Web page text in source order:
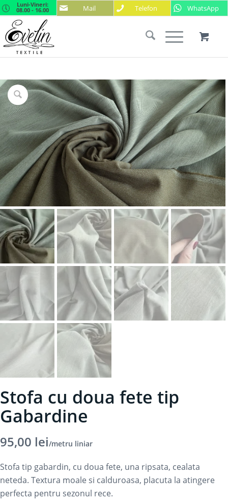
Mail Telefon WhatsApp
Luni-Vineri:
08.00 - 16.00
Stofa cu doua fete tip
Gabardine
95,00 lei/metru liniar
Stofa tip gabardin, cu doua fete, una ripsata, cealata
neteda. Textura moale si calduroasa, placuta la atingere
perfecta pentru sezonul rece.